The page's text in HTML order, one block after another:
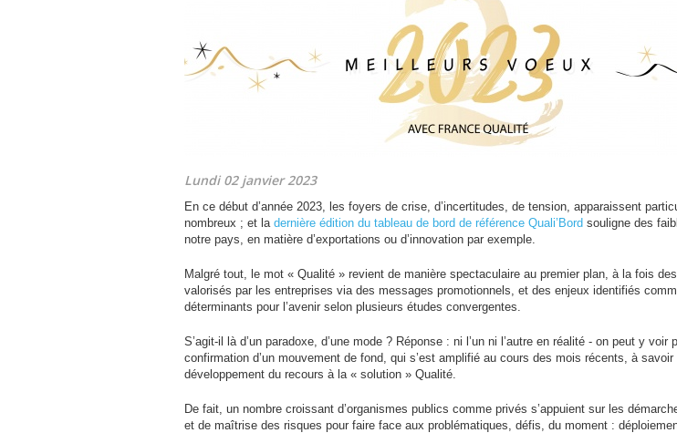
Lundi 02 janvier 2023
En ce début d’année 2023, les foyers de crise, d’incertitudes, de tension, apparaissent
nombreux ; et la dernière édition du tableau de bord de référence Quali’Bord souligne des
notre pays, en matière d’exportations ou d’innovation par exemple.
Malgré tout, le mot « Qualité » revient de manière spectaculaire au premier plan, à la fois
valorisés par les entreprises via des messages promotionnels, et des enjeux identifiés
déterminants pour l’avenir selon plusieurs études convergentes.
S’agit-il là d’un paradoxe, d’une mode ? Réponse : ni l’un ni l’autre en réalité - on peut y voir
confirmation d’un mouvement de fond, qui s’est amplifié au cours des mois récents, à savoir
développement du recours à la « solution » Qualité.
De fait, un nombre croissant d’organismes publics comme privés s’appuient sur les
et de maîtrise des risques pour faire face aux problématiques, défis, du moment :